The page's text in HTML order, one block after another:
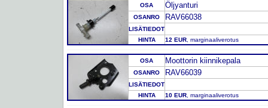
OSA Öljyanturi
OSANRO RAV66038
LISÄTIEDOT
HINTA
12 EUR , marginaaliverotus
OSA Moottorin kiinnikepala
OSANRO RAV66039
LISÄTIEDOT
HINTA
10 EUR , marginaaliverotus